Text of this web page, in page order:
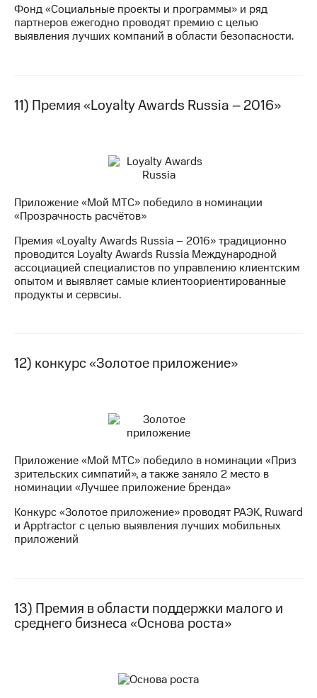
Фонд «Социальные проекты и программы» и ряд
партнеров ежегодно проводят премию с целью
выявления лучших компаний в области безопасности.
11) Премия «Loyalty Awards Russia – 2016»
Приложение «Мой МТС» победило в номинации
«Прозрачность расчётов»
Премия «Loyalty Awards Russia – 2016» традиционно
проводится Loyalty Awards Russia Международной
ассоциацией специалистов по управлению клиентским
опытом и выявляет самые клиентоориентированные
продукты и сервсиы.
12) конкурс «Золотое приложение»
Приложение «Мой МТС» победило в номинации «Приз
зрительских симпатий», а также заняло 2 место в
номинации «Лучшее приложение бренда»
Конкурс «Золотое приложение» проводят РАЭК, Ruward
и Apptractor с целью выявления лучших мобильных
приложений
13) Премия в области поддержки малого и
среднего бизнеса «Основа роста»